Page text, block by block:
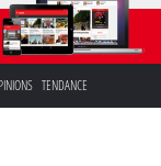
TENDANCE